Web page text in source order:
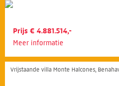
Prijs € 4.881.514,-
Meer informatie
Vrijstaande villa Monte Halcones,